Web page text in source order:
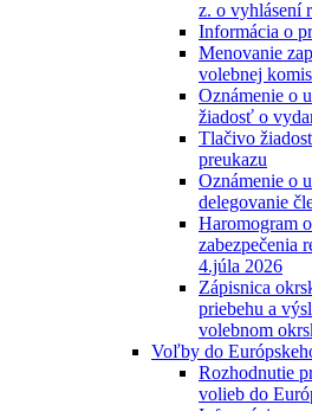
z. o vyhlásení
Informácia o
Menovanie
volebnej
Oznámenie o
žiadosť o
Tlačivo
preukazu
Oznámenie o
delegovanie
Haromogram
zabezpečenia
4.júla 2026
Zápisnica
priebehu a
volebnom
Voľby do
Rozhodnutie
volieb do